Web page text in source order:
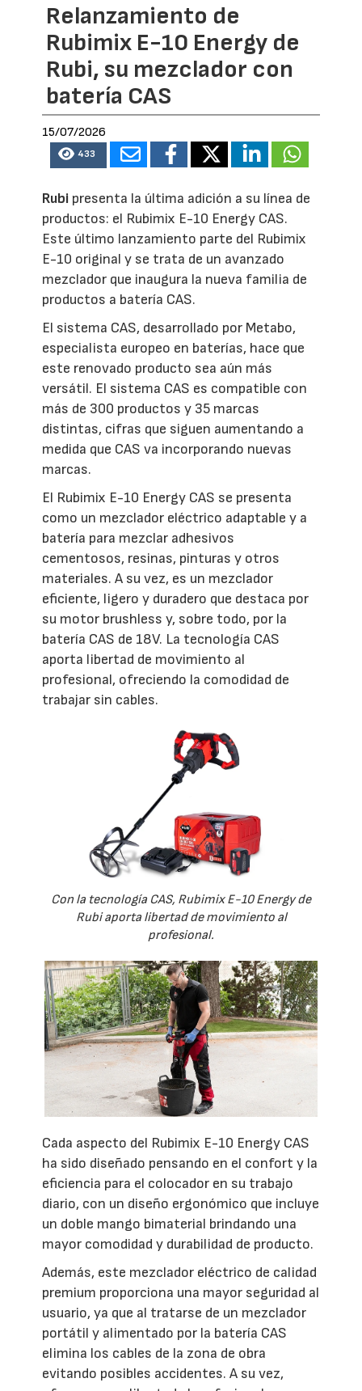
Relanzamiento de
Rubimix E-10 Energy de
Rubi, su mezclador con
batería CAS
15/07/2026
433
Rubi presenta la última adición a su línea de
productos: el Rubimix E-10 Energy CAS.
Este último lanzamiento parte del Rubimix
E-10 original y se trata de un avanzado
mezclador que inaugura la nueva familia de
productos a batería CAS.
El sistema CAS, desarrollado por Metabo,
especialista europeo en baterías, hace que
este renovado producto sea aún más
versátil. El sistema CAS es compatible con
más de 300 productos y 35 marcas
distintas, cifras que siguen aumentando a
medida que CAS va incorporando nuevas
marcas.
El Rubimix E-10 Energy CAS se presenta
como un mezclador eléctrico adaptable y a
batería para mezclar adhesivos
cementosos, resinas, pinturas y otros
materiales. A su vez, es un mezclador
eficiente, ligero y duradero que destaca por
su motor brushless y, sobre todo, por la
batería CAS de 18V. La tecnología CAS
aporta libertad de movimiento al
profesional, ofreciendo la comodidad de
trabajar sin cables.
Con la tecnología CAS, Rubimix E-10 Energy de
Rubi aporta libertad de movimiento al
profesional.
Cada aspecto del Rubimix E-10 Energy CAS
ha sido diseñado pensando en el confort y la
eficiencia para el colocador en su trabajo
diario, con un diseño ergonómico que incluye
un doble mango bimaterial brindando una
mayor comodidad y durabilidad de producto.
Además, este mezclador eléctrico de calidad
premium proporciona una mayor seguridad al
usuario, ya que al tratarse de un mezclador
portátil y alimentado por la batería CAS
elimina los cables de la zona de obra
evitando posibles accidentes. A su vez,